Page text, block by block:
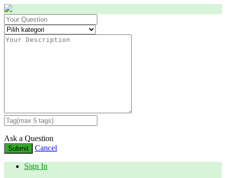
Ask a Question
Submit Cancel
Sign In